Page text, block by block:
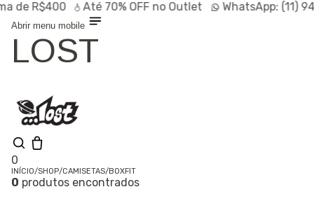
R$400 Até70% OFFno Outlet WhatsApp:(11)
Abrir menu mobile
LOST
0
Olá, visitante
INÍCIO/SHOP/CAMISETAS/BOXFIT
0 produtos encontrados